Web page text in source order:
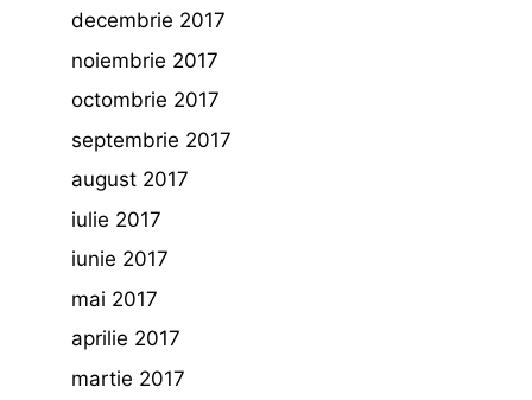
decembrie 2017
noiembrie 2017
octombrie 2017
septembrie 2017
august 2017
iulie 2017
iunie 2017
mai 2017
aprilie 2017
martie 2017